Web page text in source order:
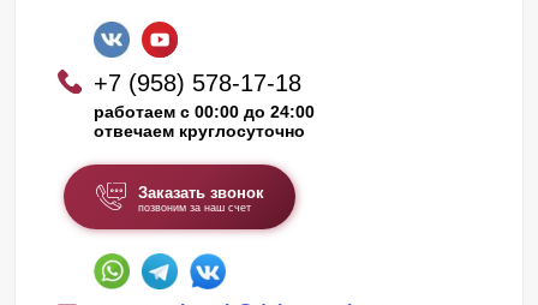
+7 (958) 578-17-18
работаем с 00:00 до 24:00
отвечаем круглосуточно
Заказать звонок
позвоним за наш счет